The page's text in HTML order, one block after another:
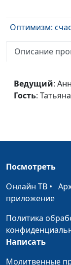
Оптимизм:
и исцеление
Вода жизни
Духовная и
физическая
Описание
Ведущий:
Гость:
Посмотреть
Онлайн ТВ •
приложение
Политика
Написать
Молитвенные